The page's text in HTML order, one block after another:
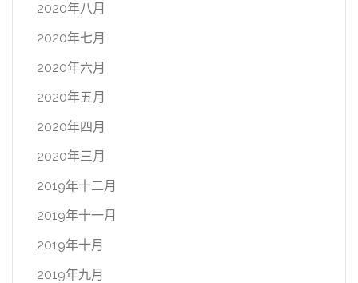
2020年八月
2020年七月
2020年六月
2020年五月
2020年四月
2020年三月
2019年十二月
2019年十一月
2019年十月
2019年九月